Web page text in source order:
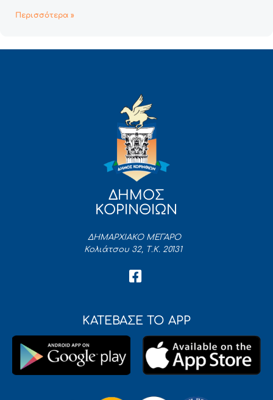
Περισσότερα »
ΔΗΜΟΣ
ΚΟΡΙΝΘΙΩΝ
ΔΗΜΑΡΧΙΑΚΟ ΜΕΓΑΡΟ
Κολιάτσου 32, Τ.Κ. 20131
ΚΑΤΕΒΑΣΕ ΤΟ APP